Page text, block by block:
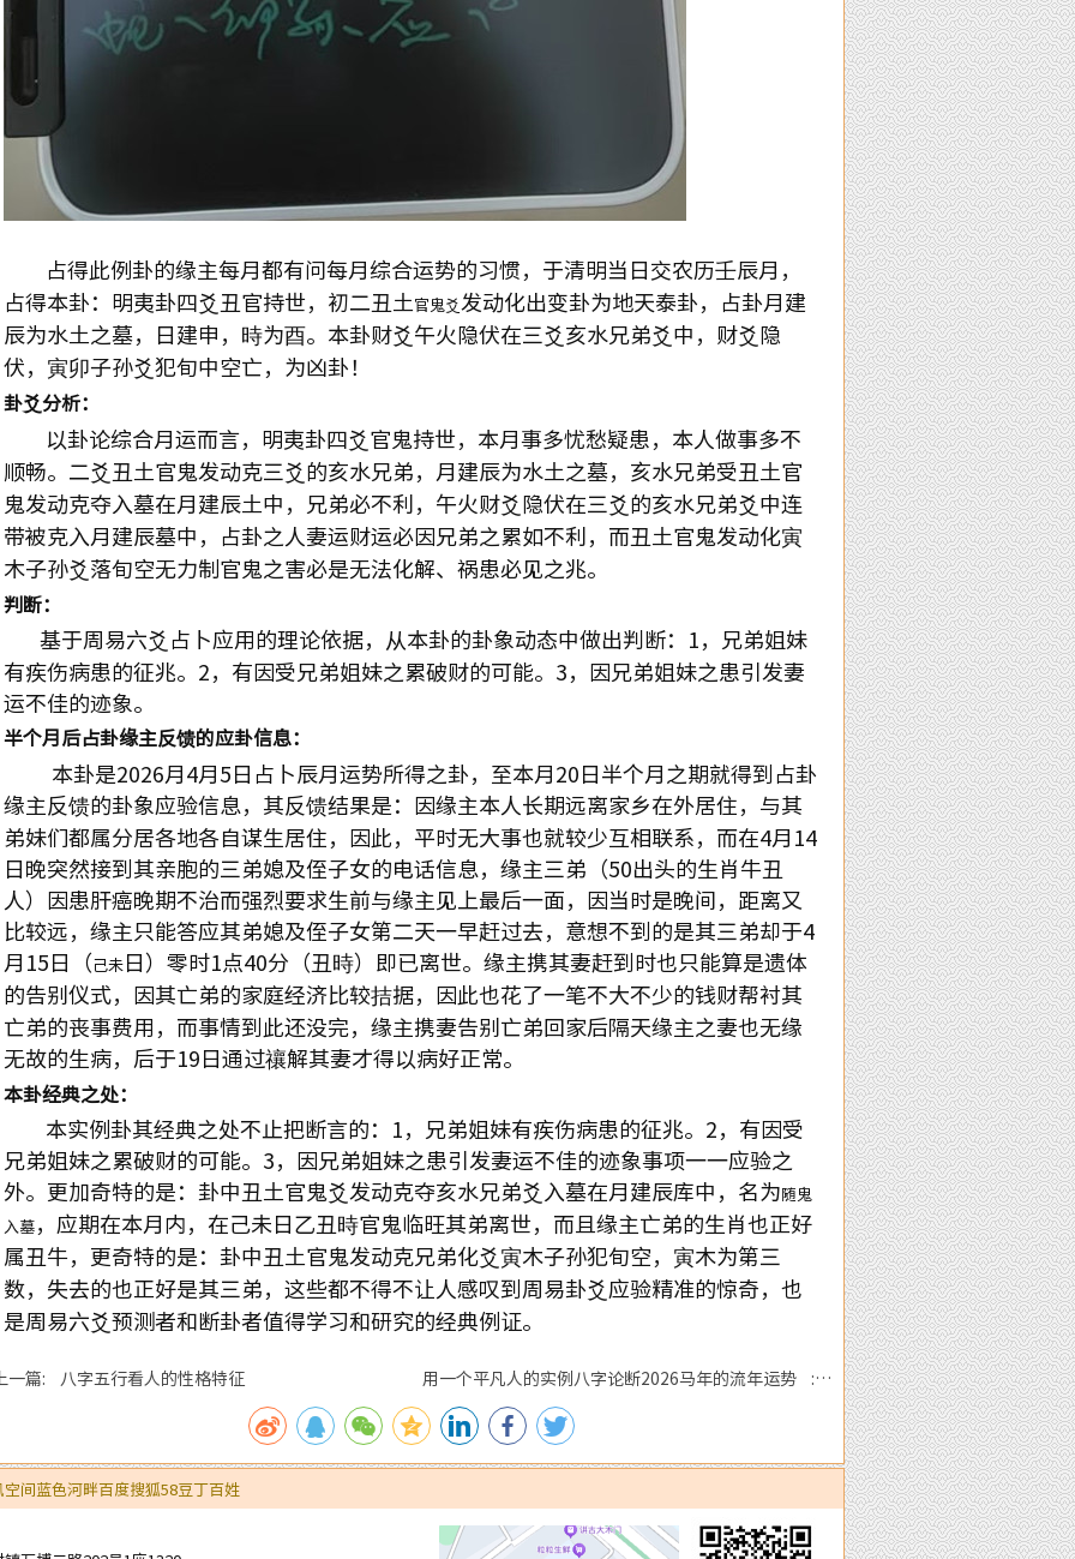
占得此例卦的缘主每月都有问每月综合运势的习惯，于清明当日交农历壬辰月，
占得本卦：明夷卦四爻丑官持世，初二丑土官鬼爻发动化出变卦为地天泰卦，占卦月建
辰为水土之墓，日建申，時为酉。本卦财爻午火隐伏在三爻亥水兄弟爻中，财爻隐
伏，寅卯子孙爻犯旬中空亡，为凶卦！
卦爻分析：
以卦论综合月运而言，明夷卦四爻官鬼持世，本月事多忧愁疑患，本人做事多不
顺畅。二爻丑土官鬼发动克三爻的亥水兄弟，月建辰为水土之墓，亥水兄弟受丑土官
鬼发动克夺入墓在月建辰土中，兄弟必不利，午火财爻隐伏在三爻的亥水兄弟爻中连
带被克入月建辰墓中，占卦之人妻运财运必因兄弟之累如不利，而丑土官鬼发动化寅
木子孙爻落旬空无力制官鬼之害必是无法化解、祸患必见之兆。
判断：
基于周易六爻占卜应用的理论依据，从本卦的卦象动态中做出判断： 1，兄弟姐妹
有疾伤病患的征兆。 2，有因受兄弟姐妹之累破财的可能。 3，因兄弟姐妹之患引发妻
运不佳的迹象。
半个月后占卦缘主反馈的应卦信息：
本卦是2026月4月5日占卜辰月运势所得之卦，至本月20日半个月之期就得到占卦
缘主反馈的卦象应验信息，其反馈结果是：因缘主本人长期远离家乡在外居住，与其
弟妹们都属分居各地各自谋生居住，因此，平时无大事也就较少互相联系，而在4月14
日晚突然接到其亲胞的三弟媳及侄子女的电话信息，缘主三弟（50出头的生肖牛丑
人）因患肝癌晚期不治而强烈要求生前与缘主见上最后一面，因当时是晚间，距离又
比较远，缘主只能答应其弟媳及侄子女第二天一早赶过去，意想不到的是其三弟却于4
月15日（己未日）零时1点40分（丑時）即已离世。缘主携其妻赶到时也只能算是遗体
的告别仪式，因其亡弟的家庭经济比较拮据，因此也花了一笔不大不少的钱财帮衬其
亡弟的丧事费用，而事情到此还没完，缘主携妻告别亡弟回家后隔天缘主之妻也无缘
无故的生病，后于19日通过禳解其妻才得以病好正常。
本卦经典之处：
本实例卦其经典之处不止把断言的： 1，兄弟姐妹有疾伤病患的征兆。 2，有因受
兄弟姐妹之累破财的可能。 3，因兄弟姐妹之患引发妻运不佳的迹象事项一一应验之
外。更加奇特的是：卦中丑土官鬼爻发动克夺亥水兄弟爻入墓在月建辰库中，名为随鬼
入墓，应期在本月内，在己未日乙丑時官鬼临旺其弟离世，而且缘主亡弟的生肖也正好
属丑牛，更奇特的是：卦中丑土官鬼发动克兄弟化爻寅木子孙犯旬空，寅木为第三
数，失去的也正好是其三弟，这些都不得不让人感叹到周易卦爻应验精准的惊奇，也
是周易六爻预测者和断卦者值得学习和研究的经典例证。
一篇: 八字五行看人的性格特征
用一个平凡人的实例八字论断2026马年的流年运势 :下
空间蓝色河畔百度搜狐58豆丁百姓